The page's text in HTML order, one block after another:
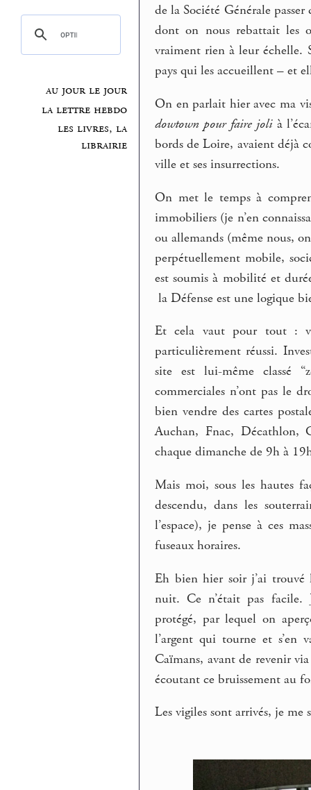
au jour le jour
la lettre hebdo
les livres, la
librairie
de la Société Générale
dont on nous rebattait les
vraiment rien à leur échelle.
pays qui les accueillent – et
On en parlait hier avec ma
dowtown pour faire jolià
bords de Loire, avaient déjà
ville et ses insurrections.
On met le temps à
immobiliers (je n’en
ou allemands (même nous,
perpétuellement mobile,
est soumis à mobilité et
la Défense est une logique
Et cela vaut pour tout :
particulièrement réussi.
site est lui-même classé
commerciales n’ont pas le
bien vendre des cartes
Auchan, Fnac, Décathlon,
chaque dimanche de 9h à
Mais moi, sous les hautes
descendu, dans les
l’espace), je pense à ces
fuseaux horaires.
Eh bien hier soir j’ai trouvé
nuit. Ce n’était pas facile.
protégé, par lequel on
l’argent qui tourne et
Caïmans, avant de revenir
écoutant ce bruissement au
Les vigiles sont arrivés, je me